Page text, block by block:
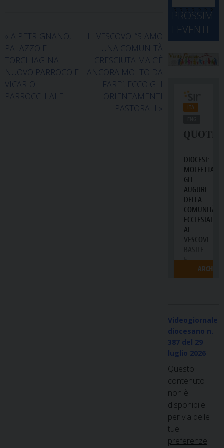
« A PETRIGNANO,
PALAZZO E
TORCHIAGINA
NUOVO PARROCO E
VICARIO
PARROCCHIALE
IL VESCOVO: “SIAMO
UNA COMUNITÀ
CRESCIUTA MA C’È
ANCORA MOLTO DA
FARE”. ECCO GLI
ORIENTAMENTI
PASTORALI »
2
4
2
5
2
6
2
7
2
8
2
9
3
0
3
1 1 2 3 4 5 6
PROSSIM
I EVENTI
Videogiornale
diocesano n.
387 del 29
luglio 2026
Questo
contenuto
non è
disponibile
per via delle
tue
preferenze